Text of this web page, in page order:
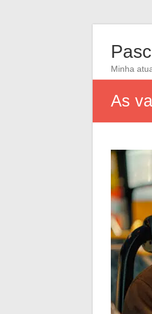
Minha
As